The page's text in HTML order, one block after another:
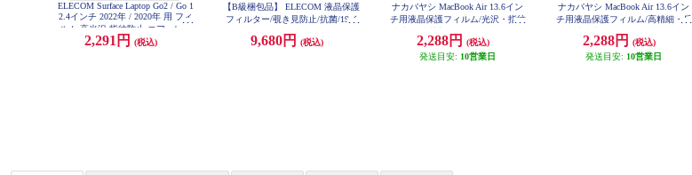
ELECOM Surface Laptop Go2 / Go 1
2.4インチ 2022年 / 2020年 用 フィ
ルム 高光沢 指紋防止 エアーレス
パソコン EF-MSLGFLFANG
2,291円 (税込)
【B級梱包品】 ELECOM 液晶保護
フィルター/覗き見防止/抗菌/19イ
9,680円 (税込)
ナカバヤシ MacBook Air 13.6イン
チ用液晶保護フィルム/光沢・指紋
LS
2,288円
(税込)
発送目安: 10営業日
ナカバヤシ MacBook Air 13.6イン
チ用液晶保護フィルム/高精細・反
2,288円
(税込)
発送目安: 10営業日